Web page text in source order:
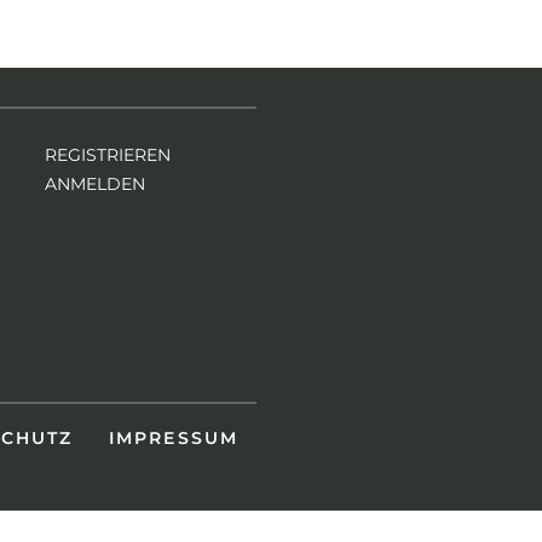
REGISTRIEREN
ANMELDEN
IMPRESSUM